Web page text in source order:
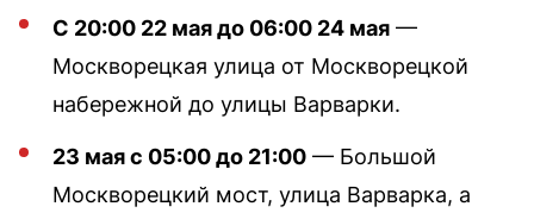
С 20:00 22 мая до 06:00 24 мая —
Москворецкая улица от Москворецкой
набережной до улицы Варварки.
23 мая с 05:00 до 21:00 — Большой
Москворецкий мост, улица Варварка, а